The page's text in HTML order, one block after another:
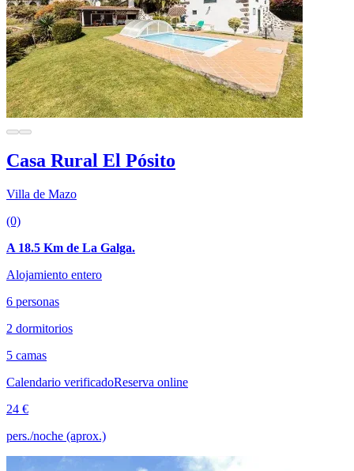
Casa Rural El Pósito
Villa de Mazo
(0)
A 18.5 Km de La Galga.
Alojamiento entero
6 personas
2 dormitorios
5 camas
Calendario verificadoReserva online
24 €
pers./noche (aprox.)